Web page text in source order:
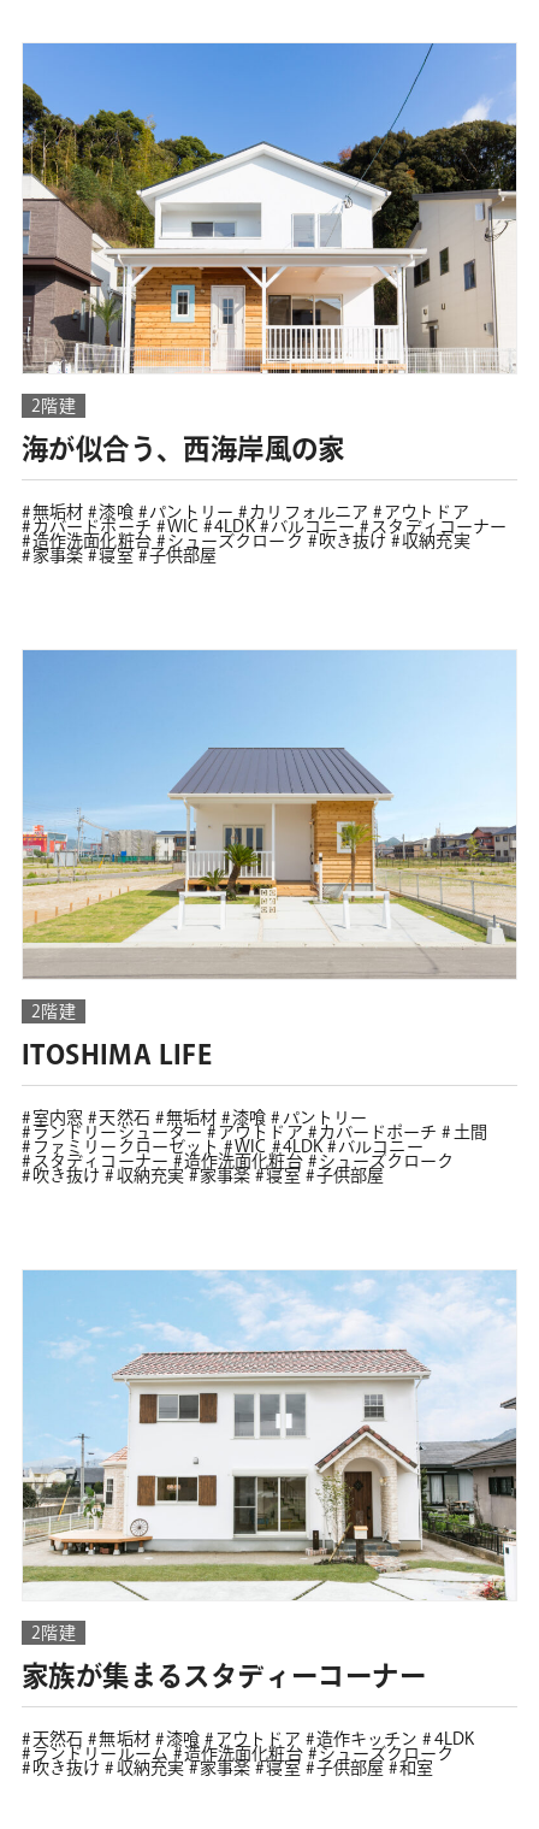
2階建
海が似合う、西海岸風の家
無垢材 漆喰 パントリー カリフォルニア
アウトドア
カバードポーチ
WIC 4LDK バルコニー
スタディコーナー
造作洗面化粧台
シューズクローク 吹き抜け
収納充実
家事楽
寝室 子供部屋
2階建
ITOSHIMA LIFE
室内窓 天然石 無垢材 漆喰
パントリー
ランドリーシューター
アウトドア カバードポーチ
土間
ファミリークローゼット
WIC 4LDK
バルコニー
スタディコーナー
造作洗面化粧台
シューズクローク
吹き抜け
収納充実 家事楽 寝室 子供部屋
2階建
家族が集まるスタディーコーナー
天然石 無垢材 漆喰 アウトドア 造作キッチン
4LDK
ランドリールーム
造作洗面化粧台
シューズクローク
吹き抜け
収納充実 家事楽 寝室 子供部屋 和室